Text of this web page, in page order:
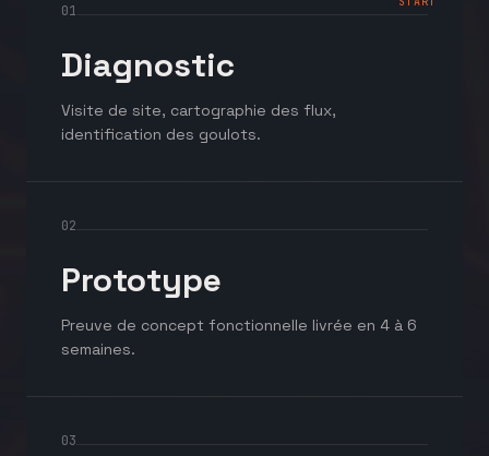
01
Diagnostic
Visite de site, cartographie des flux,
identification des goulots.
02
Prototype
Preuve de concept fonctionnelle livrée en 4 à 6
semaines.
03